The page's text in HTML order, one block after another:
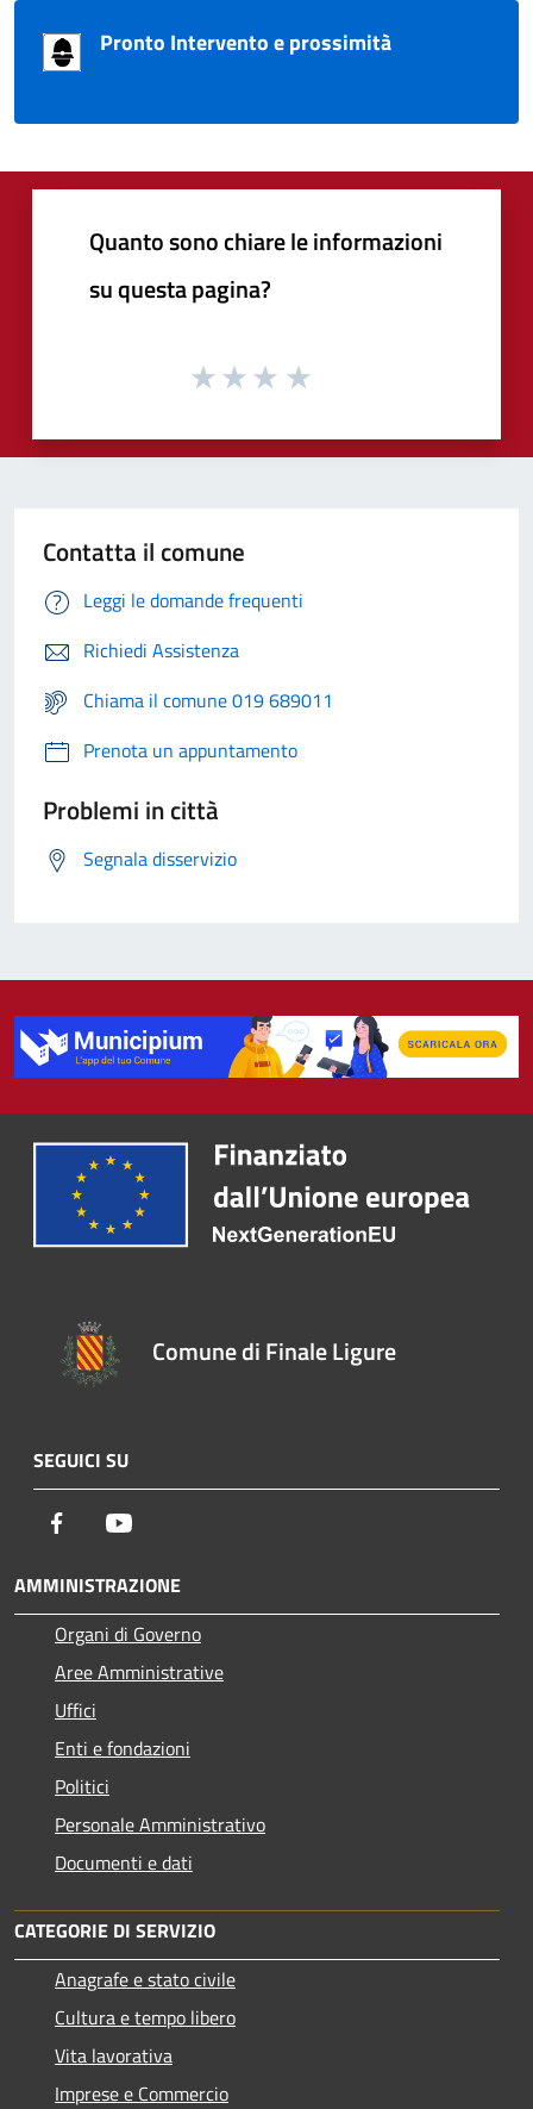
Pronto Intervento e prossimità
Quanto sono chiare le informazioni
su questa pagina?
Contatta il comune
Leggi le domande frequenti
Richiedi Assistenza
Chiama il comune 019 689011
Prenota un appuntamento
Problemi in città
Segnala disservizio
Comune di Finale Ligure
SEGUICI SU
Facebook
AMMINISTRAZIONE
Organi di Governo
Aree Amministrative
Uffici
Enti e fondazioni
Politici
Personale Amministrativo
Documenti e dati
CATEGORIE DI SERVIZIO
Anagrafe e stato civile
Cultura e tempo libero
Vita lavorativa
Imprese e Commercio